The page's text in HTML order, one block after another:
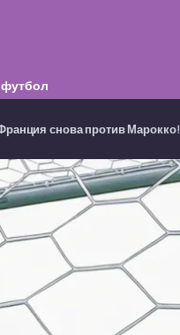
футбол
снова против Марокко!